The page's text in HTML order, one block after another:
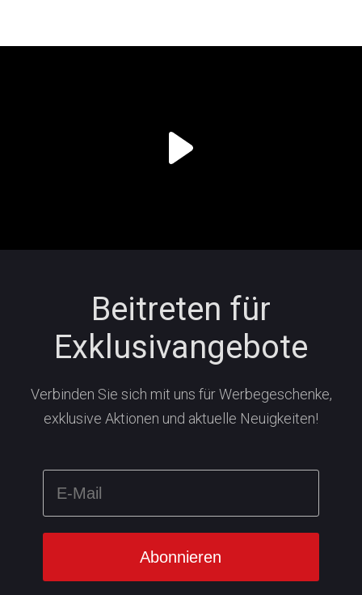
Beitreten für
Exklusivangebote
Verbinden Sie sich mit uns für Werbegeschenke,
exklusive Aktionen und aktuelle Neuigkeiten!